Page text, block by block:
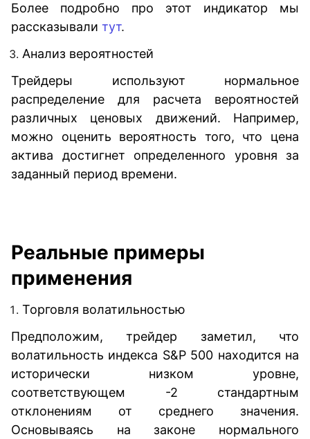
Более подробно про этот индикатор мы
рассказывали тут.
Анализ вероятностей
Трейдеры используют нормальное
распределение для расчета вероятностей
различных ценовых движений. Например,
можно оценить вероятность того, что цена
актива достигнет определенного уровня за
заданный период времени.
Реальные примеры
применения
Торговля волатильностью
Предположим, трейдер заметил, что
волатильность индекса S&P 500 находится на
исторически низком уровне,
соответствующем -2 стандартным
отклонениям от среднего значения.
Основываясь на законе нормального